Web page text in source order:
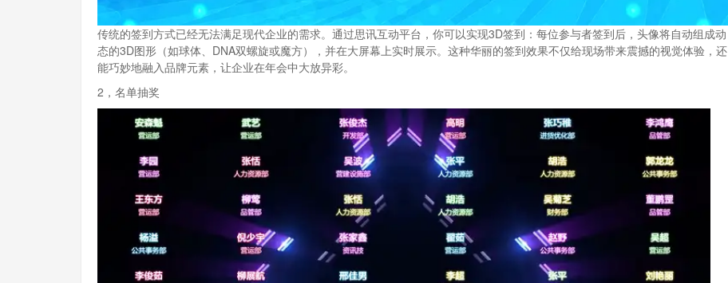
传统的签到方式已经无法满足现代企业的需求。通过思讯互动平台，你可以实现3D签到：每位参与者签到后，头像将自动组成动
态的3D图形（如球体、DNA双螺旋或魔方），并在大屏幕上实时展示。这种华丽的签到效果不仅给现场带来震撼的视觉体验，还
能巧妙地融入品牌元素，让企业在年会中大放异彩。
2，名单抽奖